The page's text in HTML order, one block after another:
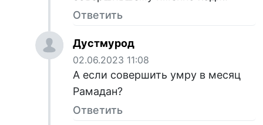
Ответить
Дустмурод
02.06.2023 11:08
А если совершить умру в месяц
Рамадан?
Ответить